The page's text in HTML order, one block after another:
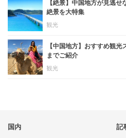
【絶景】中国地方が見逃
絶景を大特集
観光
【中国地方】おすすめ観
までご紹介
観光
国内 記